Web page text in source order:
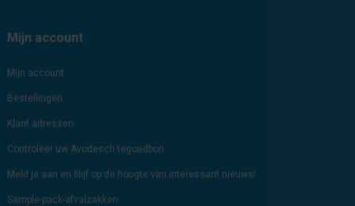
Mijn account
Mijn account
Bestellingen
Klant adressen
Controleer uw Avodesch tegoedbon
Meld je aan en blijf op de hoogte van interessant nieuws!
Sample-pack-afvalzakken